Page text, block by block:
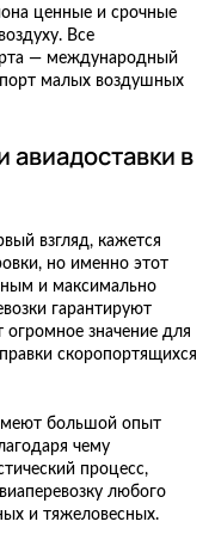
ценные и срочные
Все
— международный
малых воздушных
авиадоставки в
взгляд, кажется
но именно этот
и максимально
гарантируют
огромное значение для
скоропортящихся
большой опыт
чему
процесс,
любого
и тяжеловесных.